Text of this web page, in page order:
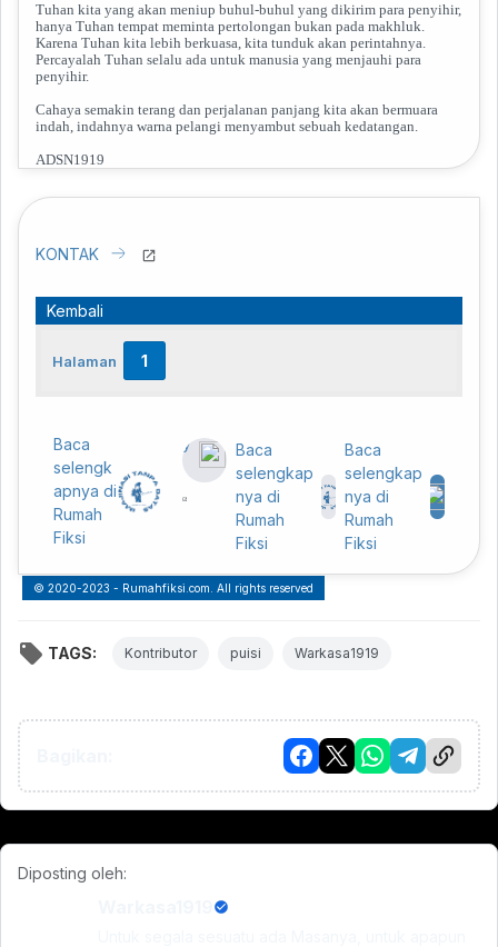
Tuhan kita yang akan meniup buhul-buhul yang dikirim para penyihir,
hanya Tuhan tempat meminta pertolongan bukan pada makhluk.
Karena Tuhan kita lebih berkuasa, kita tunduk akan perintahnya.
Percayalah Tuhan selalu ada untuk manusia yang menjauhi para
penyihir.
Cahaya semakin terang dan perjalanan panjang kita akan bermuara
indah, indahnya warna pelangi menyambut sebuah kedatangan.
ADSN1919
Kembali
Halaman 1
© 2020-2023 - Rumahfiksi.com. All rights reserved
TAGS: Kontributor puisi Warkasa1919
Diposting oleh: